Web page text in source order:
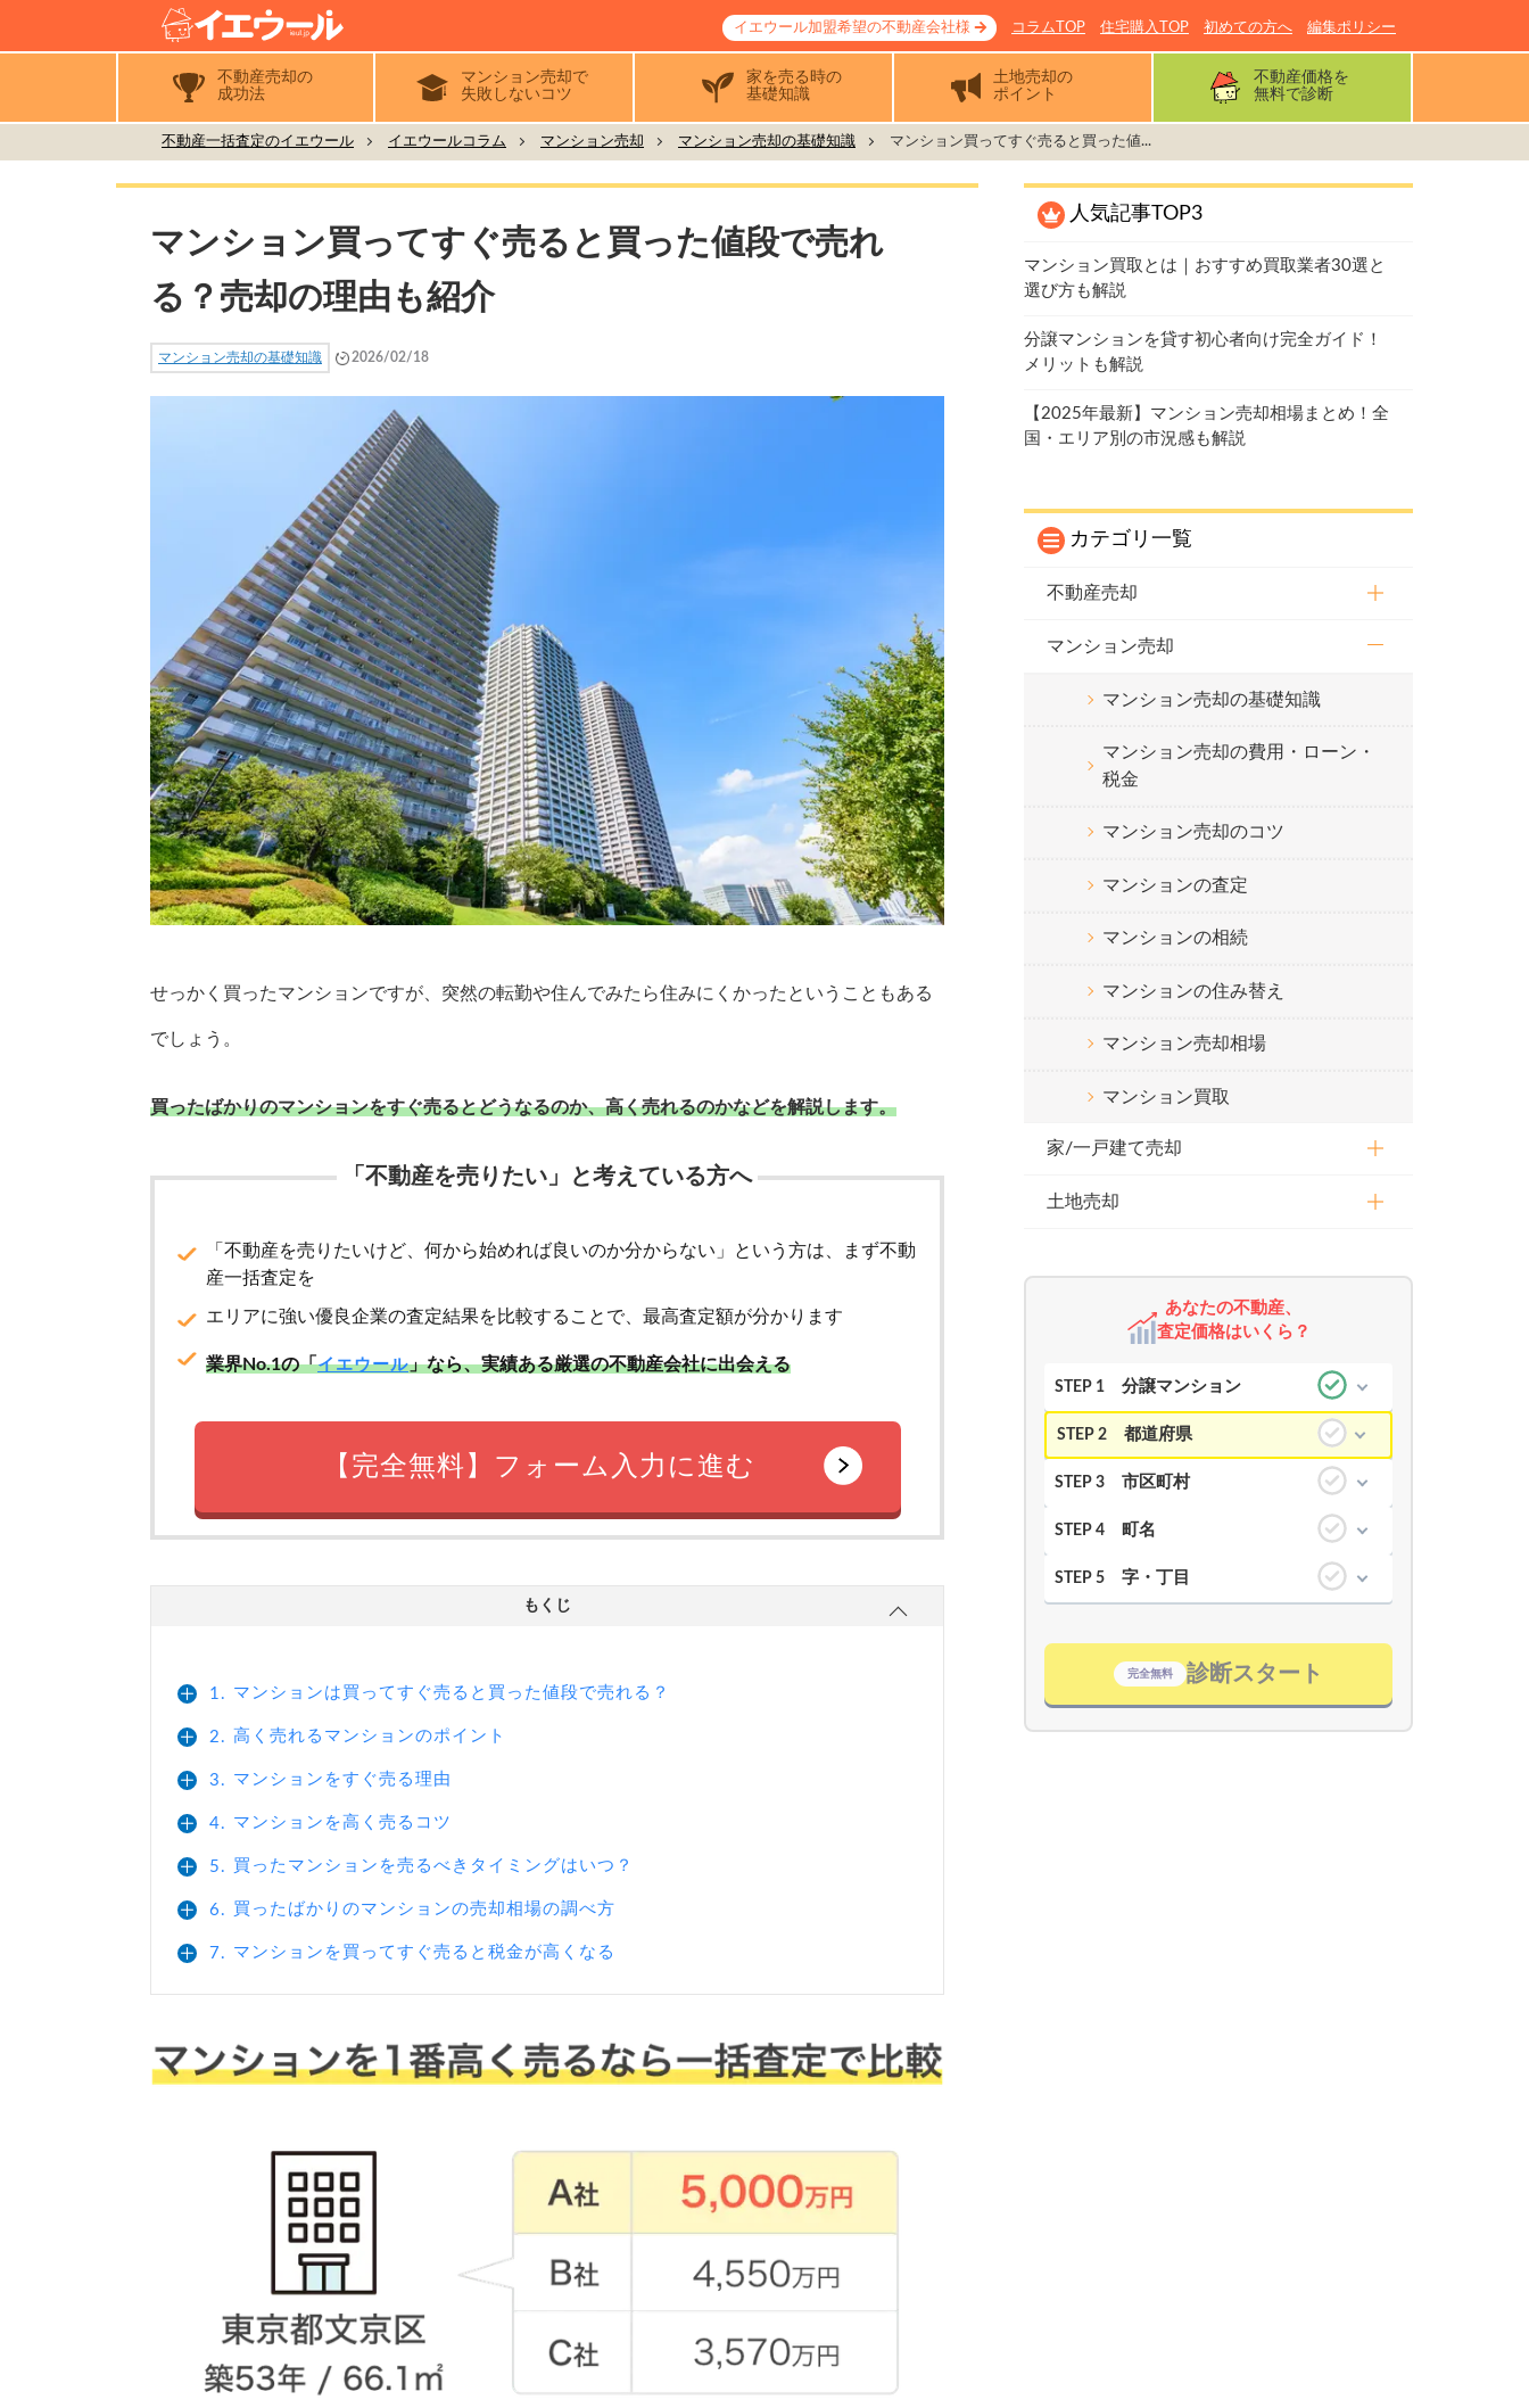
イエウール加盟希望の不動産会社様 コラムTOP 住宅購入TOP 初めての方へ 編集ポリシー
不動産売却の
成功法
マンション売却で
失敗しないコツ
家を売る時の
基礎知識
土地売却の
ポイント
不動産価格を
無料で診断
不動産一括査定のイエウール イエウールコラム マンション売却 マンション売却の基礎知識 マンション買ってすぐ売ると買った値...
マンション買ってすぐ売ると買った値段で売れ
る？売却の理由も紹介
マンション売却の基礎知識 2026/02/18
せっかく買ったマンションですが、突然の転勤や住んでみたら住みにくかったということもある
でしょう。
買ったばかりのマンションをすぐ売るとどうなるのか、高く売れるのかなどを解説します。
「不動産を売りたい」と考えている方へ
「不動産を売りたいけど、何から始めれば良いのか分からない」という方は、まず不動
産一括査定を
エリアに強い優良企業の査定結果を比較することで、最高査定額が分かります
業界No.1の「イエウール」なら、実績ある厳選の不動産会社に出会える
【完全無料】フォーム入力に進む
もくじ
1. マンションは買ってすぐ売ると買った値段で売れる？
2. 高く売れるマンションのポイント
3. マンションをすぐ売る理由
4. マンションを高く売るコツ
5. 買ったマンションを売るべきタイミングはいつ？
6. 買ったばかりのマンションの売却相場の調べ方
7. マンションを買ってすぐ売ると税金が高くなる
人気記事TOP3
マンション買取とは｜おすすめ買取業者30選と
選び方も解説
分譲マンションを貸す初心者向け完全ガイド！
メリットも解説
【2025年最新】マンション売却相場まとめ！全
国・エリア別の市況感も解説
カテゴリ一覧
不動産売却
マンション売却
マンション売却の基礎知識
マンション売却の費用・ローン・
税金
マンション売却のコツ
マンションの査定
マンションの相続
マンションの住み替え
マンション売却相場
マンション買取
家/一戸建て売却
土地売却
あなたの不動産、
査定価格はいくら？
STEP 1 分譲マンション
STEP 2 都道府県
STEP 3 市区町村
STEP 4 町名
STEP 5 字・丁目
完全無料 診断スタート